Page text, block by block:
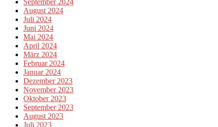
August 2024
Juli 2024
Juni 2024
Mai 2024
April 2024
März 2024
Februar 2024
Januar 2024
Dezember 2023
November 2023
Oktober 2023
September 2023
August 2023
Juli 2023